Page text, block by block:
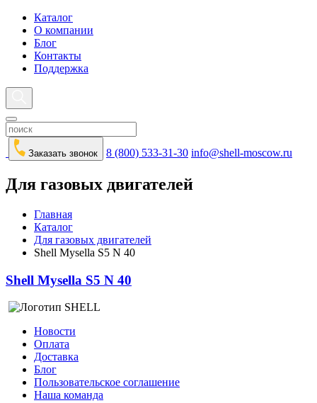
Каталог
О компании
Блог
Контакты
Поддержка
Заказать звонок 8 (800) 533-31-30 info@shell-moscow.ru
Для газовых двигателей
Главная
Каталог
Для газовых двигателей
Shell Mysella S5 N 40
Shell Mysella S5 N 40
Новости
Оплата
Доставка
Блог
Пользовательское соглашение
Наша команда